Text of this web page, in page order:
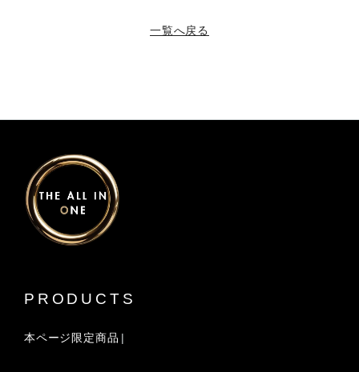
一覧へ戻る
PRODUCTS
本ページ限定商品